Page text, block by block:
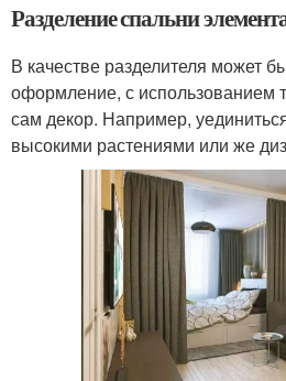
Разделение спальни
В качестве разделителя может
оформление, с использованием
сам декор. Например,
высокими растениями или же